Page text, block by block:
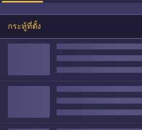
กระทู้ที่ตั้ง